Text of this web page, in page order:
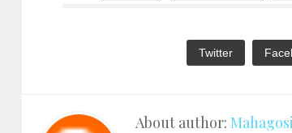
Twitter
About author: